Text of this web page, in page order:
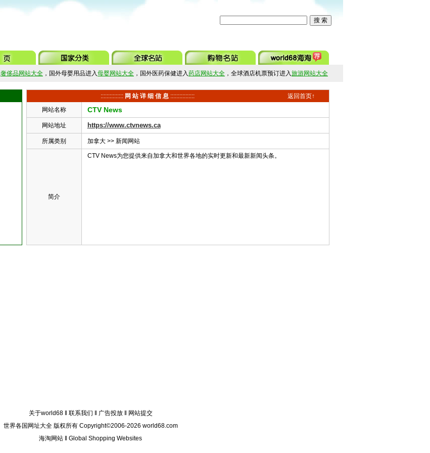
奢侈品网站大全 ，国外母婴用品进入母婴网站大全 ，国外医药保健进入药店网站大全 ，全球酒店机票预订进入旅游网站大全
::::::::::::::: 网 站 详 细 信 息 ::::::::::::::::
返回首页↑
网站名称
CTV News
网站地址 https://www.ctvnews.ca
所属类别 加拿大>> 新闻网站
简介
CTV News为您提供来自加拿大和世界各地的实时更新和最新新闻头条。
关于world68‖ 联系我们 广告投放‖
网站提交
世界各国网址大全 版权所有 Copyright©2006-2026 world68.com
海淘网站
Global Shopping Websites